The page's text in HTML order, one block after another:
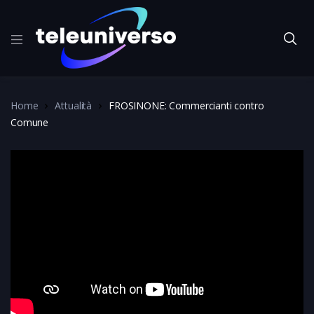
Home Attualità
FROSINONE: Commercianti contro
Comune